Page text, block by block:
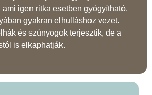
ami igen ritka esetben gyógyítható.
gyakran elhulláshoz vezet.
és szúnyogok terjesztik, de a
is elkaphatják.